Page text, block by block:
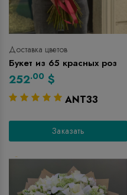
Доставка цветов
Букет из 65 красных роз
252.00 $
ANT33
Заказать